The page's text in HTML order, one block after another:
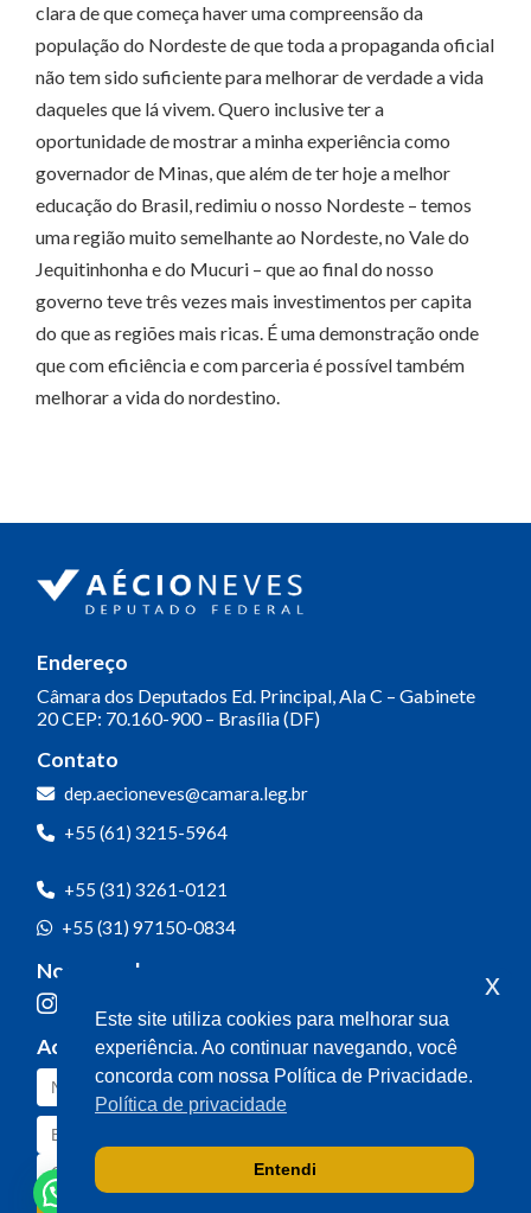
clara de que começa haver uma compreensão da
população do Nordeste de que toda a propaganda oficial
não tem sido suficiente para melhorar de verdade a vida
daqueles que lá vivem. Quero inclusive ter a
oportunidade de mostrar a minha experiência como
governador de Minas, que além de ter hoje a melhor
educação do Brasil, redimiu o nosso Nordeste – temos
uma região muito semelhante ao Nordeste, no Vale do
Jequitinhonha e do Mucuri – que ao final do nosso
governo teve três vezes mais investimentos per capita
do que as regiões mais ricas. É uma demonstração onde
que com eficiência e com parceria é possível também
melhorar a vida do nordestino.
Endereço
Câmara dos Deputados Ed. Principal, Ala C – Gabinete
20CEP: 70.160-900 – Brasília (DF)
Contato
dep.aecioneves@camara.leg.br
+55 (61) 3215-5964
+55 (31) 3261-0121
+55 (31) 97150-0834
Nossas redes
Acompanhe o meu mandato
Este site utiliza cookies para melhorar sua
experiência. Ao continuar navegando, você
concorda com nossa Política de Privacidade.
Política de privacidade
Entendi
x